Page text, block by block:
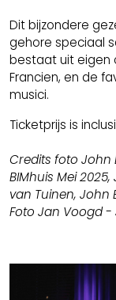
Dit bijzondere
gehore speciaal
bestaat uit eigen
Francien, en de
musici.
Ticketprijs is
Credits foto John
BIMhuis Mei
van Tuinen, John
Foto Jan Voogd -